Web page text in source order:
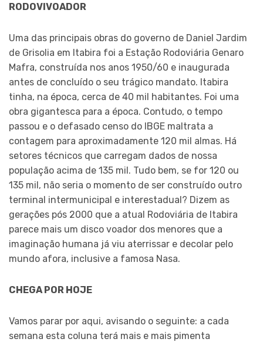
RODOVIVOADOR
Uma das principais obras do governo de Daniel Jardim
de Grisolia em Itabira foi a Estação Rodoviária Genaro
Mafra, construída nos anos 1950/60 e inaugurada
antes de concluído o seu trágico mandato. Itabira
tinha, na época, cerca de 40 mil habitantes. Foi uma
obra gigantesca para a época. Contudo, o tempo
passou e o defasado censo do IBGE maltrata a
contagem para aproximadamente 120 mil almas. Há
setores técnicos que carregam dados de nossa
população acima de 135 mil. Tudo bem, se for 120 ou
135 mil, não seria o momento de ser construído outro
terminal intermunicipal e interestadual? Dizem as
gerações pós 2000 que a atual Rodoviária de Itabira
parece mais um disco voador dos menores que a
imaginação humana já viu aterrissar e decolar pelo
mundo afora, inclusive a famosa Nasa.
CHEGA POR HOJE
Vamos parar por aqui, avisando o seguinte: a cada
semana esta coluna terá mais e mais pimenta